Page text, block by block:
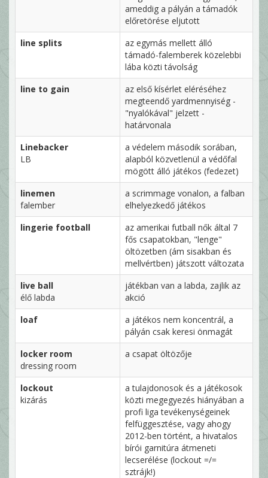
ameddig a pályán a támadók
előretörése eljutott
line splits
az egymás mellett álló
támadó-falemberek közelebbi
lába közti távolság
line to gain
az első kísérlet eléréséhez
megteendő yardmennyiség -
"nyalókával" jelzett -
határvonala
Linebacker
LB
a védelem második sorában,
alapból közvetlenül a védőfal
mögött álló játékos (fedezet)
linemen
falember
a scrimmage vonalon, a falban
elhelyezkedő játékos
lingerie football
az amerikai futball nők által 7
fős csapatokban, "lenge"
öltözetben (ám sisakban és
mellvértben) játszott változata
live ball
élő labda
játékban van a labda, zajlik az
akció
loaf
a játékos nem koncentrál, a
pályán csak keresi önmagát
locker room
dressing room
a csapat öltözője
lockout
kizárás
a tulajdonosok és a játékosok
közti megegyezés hiányában a
profi liga tevékenységeinek
felfüggesztése, vagy ahogy
2012-ben történt, a hivatalos
bírói garnitúra átmeneti
lecserélése (lockout =/=
sztrájk!)